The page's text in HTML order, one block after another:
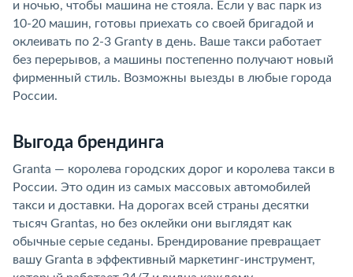
и ночью, чтобы машина не стояла. Если у вас парк из
10-20 машин, готовы приехать со своей бригадой и
оклеивать по 2-3 Granty в день. Ваше такси работает
без перерывов, а машины постепенно получают новый
фирменный стиль. Возможны выезды в любые города
России.
Выгода брендинга
Granta — королева городских дорог и королева такси в
России. Это один из самых массовых автомобилей
такси и доставки. На дорогах всей страны десятки
тысяч Grantаs, но без оклейки они выглядят как
обычные серые седаны. Брендирование превращает
вашу Granta в эффективный маркетинг-инструмент,